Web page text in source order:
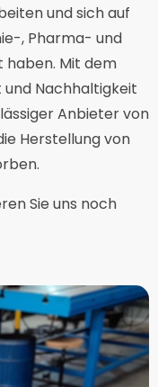
und sich auf
, Pharma- und
haben. Mit dem
und Nachhaltigkeit
Anbieter von
Herstellung von
Sie uns noch